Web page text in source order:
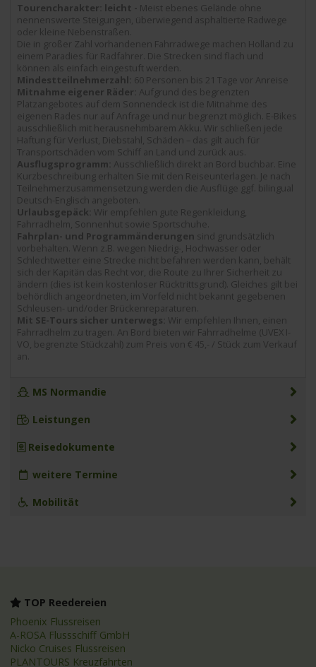
Tourencharakter: leicht - Meist ebenes Gelände ohne
nennenswerte Steigungen, überwiegend asphaltierte Radwege
oder kleine Nebenstraßen.
Die in großer Zahl vorhandenen Fahrradwege machen Holland zu
einem Paradies für Radfahrer. Die Strecken sind flach und
können als einfach eingestuft werden.
Mindestteilnehmerzahl: 60 Personen bis 21 Tage vor Anreise
Mitnahme eigener Räder: Aufgrund des begrenzten
Platzangebotes auf dem Sonnendeck ist die Mitnahme des
eigenen Rades nur auf Anfrage und nur begrenzt möglich. E-Bikes
ausschließlich mit herausnehmbarem Akku. Wir schließen jede
Haftung für Verlust, Diebstahl, Schäden – das gilt auch für
Transportschäden vom Schiff an Land und zurück aus.
Ausflugsprogramm: Ausschließlich direkt an Bord buchbar. Eine
Kurzbeschreibung erhalten Sie mit den Reiseunterlagen. Je nach
Teilnehmerzusammensetzung werden die Ausflüge ggf. bilingual
Deutsch-Englisch angeboten.
Urlaubsgepäck: Wir empfehlen gute Regenkleidung,
Fahrradhelm, Sonnenhut sowie Sportschuhe.
Fahrplan- und Programmänderungen sind grundsätzlich
vorbehalten. Wenn z.B. wegen Niedrig-, Hochwasser oder
Schlechtwetter eine Strecke nicht befahren werden kann, behält
sich der Kapitän das Recht vor, die Route zu Ihrer Sicherheit zu
ändern (dies ist kein kostenloser Rücktrittsgrund). Gleiches gilt bei
behördlich angeordneten, im Vorfeld nicht bekannt gegebenen
Schleusen- und/oder Brückenreparaturen.
Mit SE-Tours sicher unterwegs: Wir empfehlen Ihnen, einen
Fahrradhelm zu tragen. An Bord bieten wir Fahrradhelme (UVEX I-
VO, begrenzte Stückzahl) zum Preis von € 45,- / Stück zum Verkauf
an.
MS Normandie
Leistungen
Reisedokumente
weitere Termine
Mobilität
TOP Reedereien
Phoenix Flussreisen
A-ROSA Flussschiff GmbH
Nicko Cruises Flussreisen
PLANTOURS Kreuzfahrten